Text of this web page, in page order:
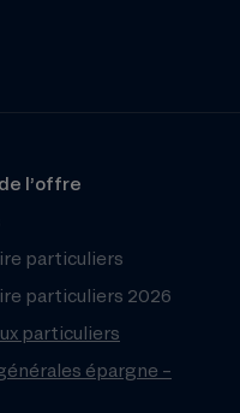
l’offre
particuliers
particuliers 2026
particuliers
épargne –